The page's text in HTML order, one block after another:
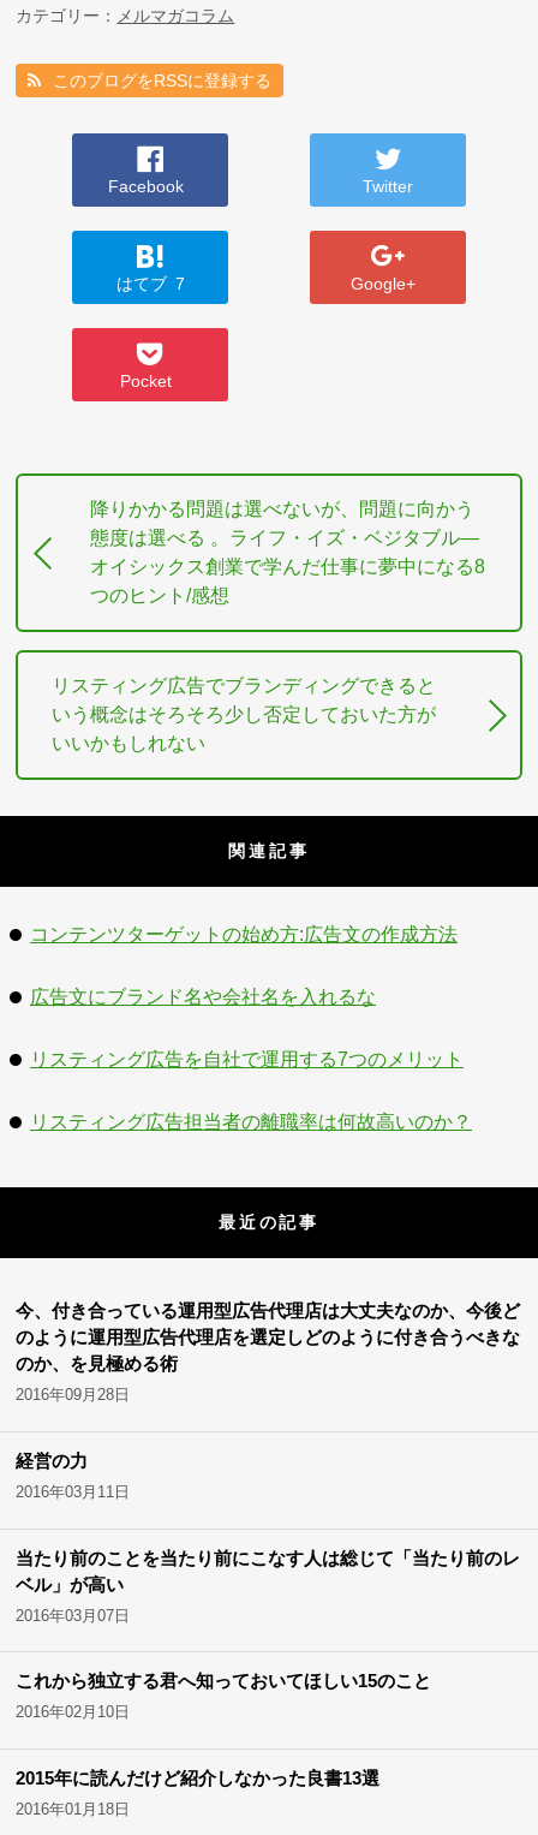
カテゴリー： メルマガコラム
このブログをRSSに登録する
Facebook Twitter
はてブ 7 Google+
Pocket
降りかかる問題は選べないが、問題に向かう
態度は選べる 。ライフ・イズ・ベジタブル―
オイシックス創業で学んだ仕事に夢中になる8
つのヒント/感想
リスティング広告でブランディングできると
いう概念はそろそろ少し否定しておいた方が
いいかもしれない
関連記事
コンテンツターゲットの始め方:広告文の作成方法
広告文にブランド名や会社名を入れるな
リスティング広告を自社で運用する7つのメリット
リスティング広告担当者の離職率は何故高いのか？
最近の記事
今、付き合っている運用型広告代理店は大丈夫なのか、今後ど
のように運用型広告代理店を選定しどのように付き合うべきな
のか、を見極める術
2016年09月28日
経営の力
2016年03月11日
当たり前のことを当たり前にこなす人は総じて「当たり前のレ
ベル」が高い
2016年03月07日
これから独立する君へ知っておいてほしい15のこと
2016年02月10日
2015年に読んだけど紹介しなかった良書13選
2016年01月18日